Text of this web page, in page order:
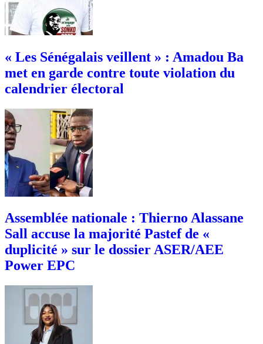
« Les Sénégalais veillent » : Amadou Ba
met en garde contre toute violation du
calendrier électoral
Assemblée nationale : Thierno Alassane
Sall accuse la majorité Pastef de «
duplicité » sur le dossier ASER/AEE
Power EPC